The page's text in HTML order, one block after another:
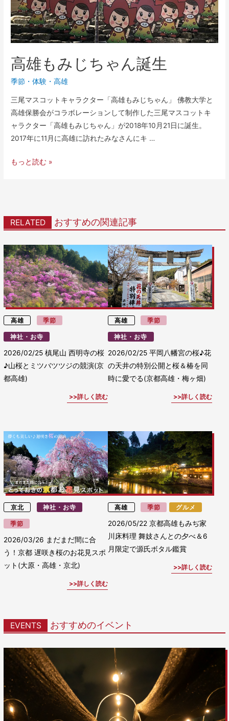
高雄もみじちゃん誕生
季節 ・体験 ・高雄
三尾マスコットキャラクター「高雄もみじちゃん」 佛教大学と
高雄保勝会がコラボレーションして制作した三尾マスコットキ
ャラクター「高雄もみじちゃん」が2018年10月21日に誕生。
2017年に11月に高雄に訪れたみなさんにキ …
もっと読む »
RELATED おすすめの関連記事
高雄 季節
神社・お寺
2026/02/25槙尾山 西明寺の桜
♪山桜とミツバツツジの競演(京
都高雄)
詳しく読む
高雄 季節
神社・お寺
2026/02/25 平岡八幡宮の桜♪花
の天井の特別公開と桜＆椿を同
時に愛でる(京都高雄・梅ヶ畑)
詳しく読む
京北 神社・お寺
季節
2026/03/26 まだまだ間に合
う！京都 遅咲き桜のお花見スポ
ット(大原・高雄・京北)
詳しく読む
高雄 季節 グルメ
2026/05/22 京都高雄もみぢ家
川床料理 舞妓さんとの夕べ＆6
月限定で源氏ボタル鑑賞
詳しく読む
EVENTS おすすめのイベント